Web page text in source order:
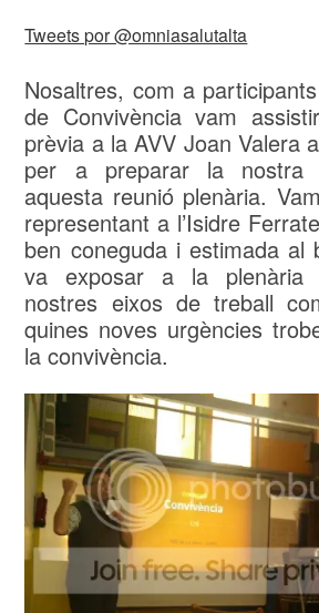
Tweets por @omniasalutalta
Nosaltres, com a
de Convivència vam
prèvia a la AVV Joan Valera
per a preparar la nostra
aquesta reunió plenària.
representant a l’Isidre
ben coneguda i estimada al
va exposar a la plenària
nostres eixos de treball
quines noves urgències
la convivència.